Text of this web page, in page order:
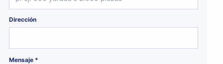
Dirección
Mensaje *